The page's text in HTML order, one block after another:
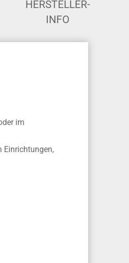
HERSTELLER-
INFO
im
Einrichtungen,